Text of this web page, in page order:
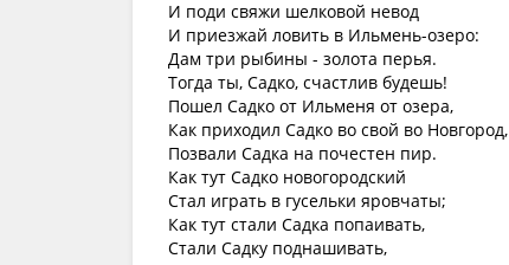
И поди свяжи шелковой невод
И приезжай ловить в Ильмень-озеро:
Дам три рыбины - золота перья.
Тогда ты, Садко, счастлив будешь!
Пошел Садко от Ильменя от озера,
Как приходил Садко во свой во Новгород,
Позвали Садка на почестен пир.
Как тут Садко новогородский
Стал играть в гусельки яровчаты;
Как тут стали Садка попаивать,
Стали Садку поднашивать,